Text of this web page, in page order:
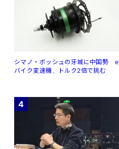
シマノ・ボッシュの牙城に中国勢 e
バイク変速機、トルク2倍で挑む
4